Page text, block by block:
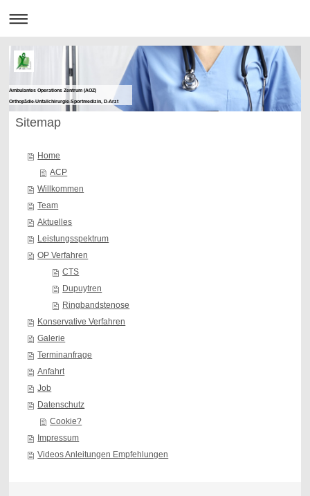
Ambulantes Operations Zentrum (AOZ)
Orthopädie-Unfallchirurgie-Sportmedizin, D-Arzt
Sitemap
Home
ACP
Willkommen
Team
Aktuelles
Leistungsspektrum
OP Verfahren
CTS
Dupuytren
Ringbandstenose
Konservative Verfahren
Galerie
Terminanfrage
Anfahrt
Job
Datenschutz
Cookie?
Impressum
Videos Anleitungen Empfehlungen